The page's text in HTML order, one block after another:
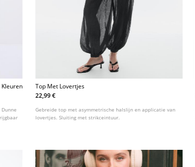
Kleuren
Top Met Lovertjes
22,99 €
Gebreide top met asymmetrische halslijn en applicatie van
lovertjes. Sluiting met strikceintuur.